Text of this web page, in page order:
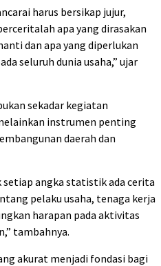
harus bersikap jujur,
apa yang dirasakan
dan apa yang diperlukan
seluruh dunia usaha,” ujar
sekadar kegiatan
instrumen penting
daerah dan
setiap angka statistik ada cerita
pelaku usaha, tenaga kerja
harapan pada aktivitas
tambahnya.
akurat menjadi fondasi bagi